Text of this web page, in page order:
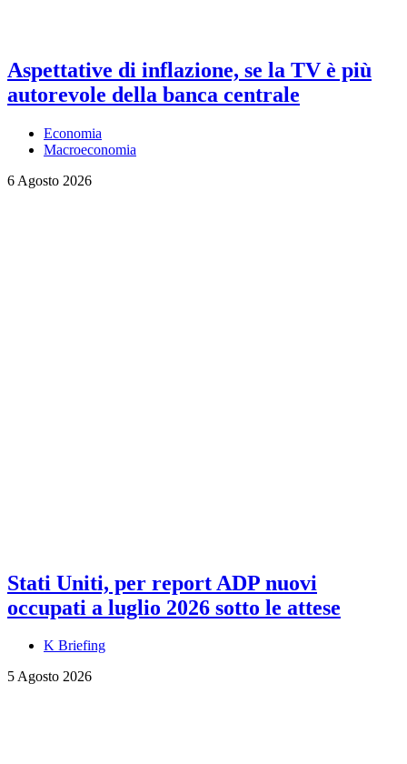
Aspettative di inflazione, se la TV è più
autorevole della banca centrale
Economia
Macroeconomia
6 Agosto 2026
Stati Uniti, per report ADP nuovi
occupati a luglio 2026 sotto le attese
K Briefing
5 Agosto 2026